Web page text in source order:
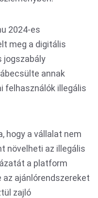
2024-es
meg a digitális
jogszabály
annak
felhasználók illegális
hogy a vállalat nem
növelheti az illegális
a platform
az ajánlórendszereket
zajló